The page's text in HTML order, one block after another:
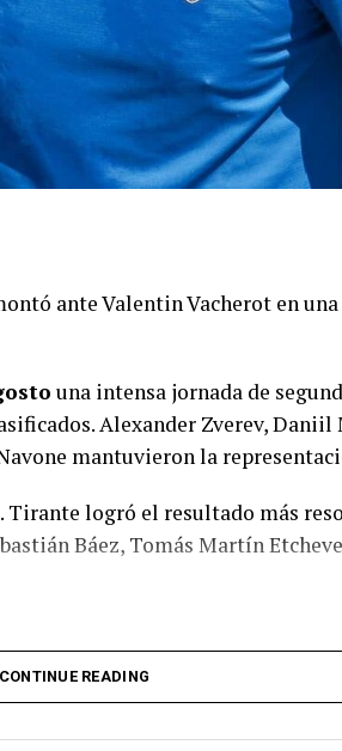
ante Valentin Vacherot en
una intensa jornada de
Alexander Zverev,
mantuvieron la
. Tirante logró el resultado más
Báez, Tomás Martín
de su carrera al derrotar
CONTINUE READING